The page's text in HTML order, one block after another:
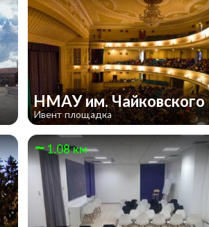
НМАУ им. Чайковского
Ивент площадка
1.08 км